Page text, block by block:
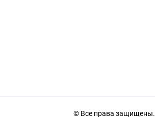
© Все права защищены.